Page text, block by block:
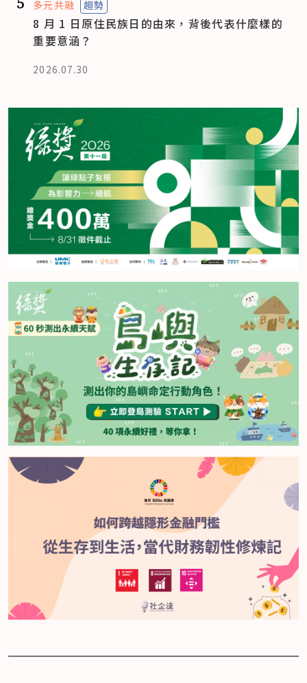
多元共融 趨勢
8 月 1 日原住民族日的由來，背後代表什麼樣的
重要意涵？
2026.07.30